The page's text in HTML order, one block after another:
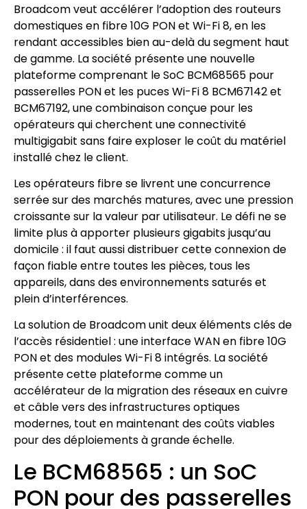
Broadcom veut accélérer l’adoption des routeurs
domestiques en fibre 10G PON et Wi-Fi 8, en les
rendant accessibles bien au-delà du segment haut
de gamme. La société présente une nouvelle
plateforme comprenant le SoC BCM68565 pour
passerelles PON et les puces Wi-Fi 8 BCM67142 et
BCM67192, une combinaison conçue pour les
opérateurs qui cherchent une connectivité
multigigabit sans faire exploser le coût du matériel
installé chez le client.
Les opérateurs fibre se livrent une concurrence
serrée sur des marchés matures, avec une pression
croissante sur la valeur par utilisateur. Le défi ne se
limite plus à apporter plusieurs gigabits jusqu’au
domicile : il faut aussi distribuer cette connexion de
façon fiable entre toutes les pièces, tous les
appareils, dans des environnements saturés et
plein d’interférences.
La solution de Broadcom unit deux éléments clés de
l’accès résidentiel : une interface WAN en fibre 10G
PON et des modules Wi-Fi 8 intégrés. La société
présente cette plateforme comme un
accélérateur de la migration des réseaux en cuivre
et câble vers des infrastructures optiques
modernes, tout en maintenant des coûts viables
pour des déploiements à grande échelle.
Le BCM68565 : un SoC
PON pour des passerelles